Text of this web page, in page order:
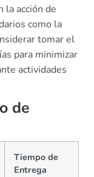
la acción de
como la
tomar el
para minimizar
actividades
de
Tiempo de
Entrega